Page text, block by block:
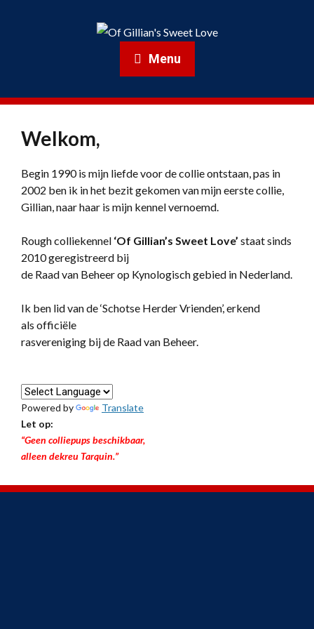
Menu
Welkom,
Begin 1990 is mijn liefde voor de collie ontstaan, pas in
2002 ben ik in het bezit gekomen van mijn eerste collie,
Gillian, naar haar is mijn kennel vernoemd.
Rough colliekennel ‘Of Gillian’s Sweet Love’ staat sinds
2010 geregistreerd bij
de Raad van Beheer op Kynologisch gebied in Nederland.
Ik ben lid van de ‘Schotse Herder Vrienden’, erkend
als officiële
rasvereniging bij de Raad van Beheer.
Powered by
Translate
Let op:
“Geen colliepups beschikbaar,
alleen dekreu Tarquin.”